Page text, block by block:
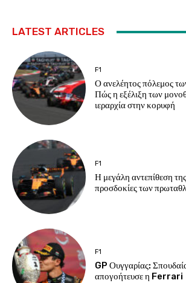
LATEST ARTICLES
F1
Ο ανελέητος πόλεμος
Πώς η εξέλιξη των
ιεραρχία στην κορυφή
F1
Η μεγάλη αντεπίθεση
προσδοκίες των
F1
GP Ουγγαρίας:
απογοήτευσε η Ferrari